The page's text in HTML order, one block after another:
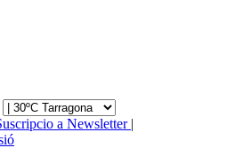
|